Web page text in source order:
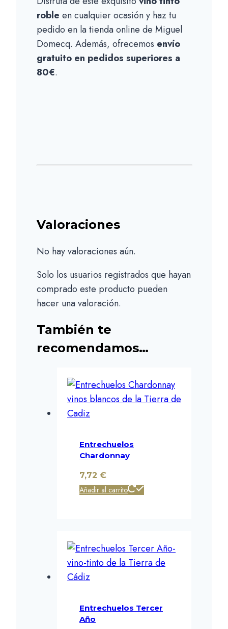
roble en cualquier ocasión y haz tu
pedido en la tienda online de Miguel
Domecq. Además, ofrecemos envío
gratuito en pedidos superiores a
80€.
Valoraciones
No hay valoraciones aún.
Solo los usuarios registrados que hayan
comprado este producto pueden
hacer una valoración.
También te
recomendamos…
Entrechuelos
Chardonnay
7,72 €
Añadir al carrito
Entrechuelos Tercer
Año